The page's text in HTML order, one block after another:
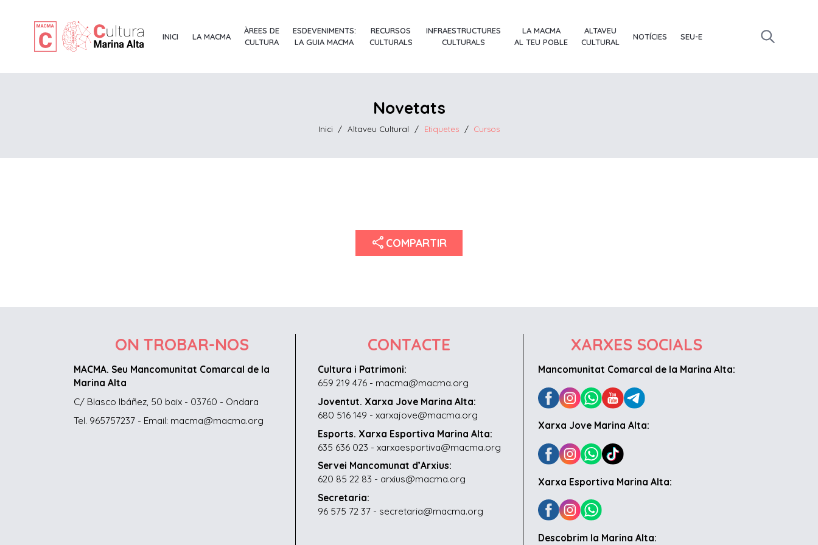
INICI LA MACMA
ÀREES DE
CULTURA
ESDEVENIMENTS:
LA GUIA MACMA
RECURSOS
CULTURALS
INFRAESTRUCTURES
CULTURALS
LA MACMA
AL TEU POBLE
ALTAVEU
CULTURAL
NOTÍCIES SEU-E
Novetats
Inici / Altaveu Cultural / Etiquetes / Cursos
share COMPARTIR
ON TROBAR-NOS
MACMA. Seu Mancomunitat Comarcal de la
Marina Alta
C/ Blasco Ibáñez, 50 baix - 03760 - Ondara
Tel. 965757237 - Email: macma@macma.org
CONTACTE
Cultura i Patrimoni:
659 219 476 - macma@macma.org
Joventut. Xarxa Jove Marina Alta:
680 516 149 - xarxajove@macma.org
Esports. Xarxa Esportiva Marina Alta:
635 636 023 - xarxaesportiva@macma.org
Servei Mancomunat d’Arxius:
620 85 22 83 - arxius@macma.org
Secretaria:
96 575 72 37 - secretaria@macma.org
XARXES SOCIALS
Mancomunitat Comarcal de la Marina Alta:
Xarxa Jove Marina Alta:
Xarxa Esportiva Marina Alta:
Descobrim la Marina Alta: